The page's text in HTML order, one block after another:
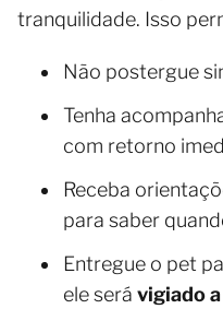
tranquilidade. Isso
Não postergue
Tenha
com retorno
Receba
para saber
Entregue o pet
ele será vigiado